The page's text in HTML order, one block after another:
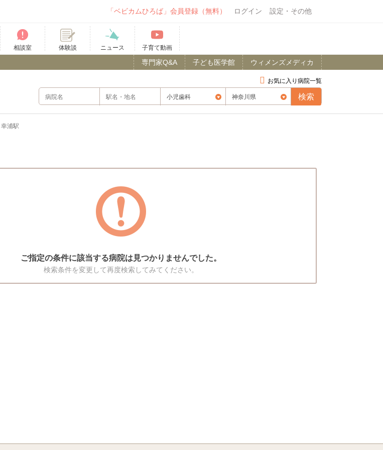
「ベビカムひろば」会員登録（無料） ログイン 設定・その他
相談室 体験談 ニュース 子育て動画
ウィメンズメディカ
子ども医学館
専門家Q&A
お気に入り病院一覧
幸浦駅
ご指定の条件に該当する病院は見つかりませんでした。
検索条件を変更して再度検索してみてください。